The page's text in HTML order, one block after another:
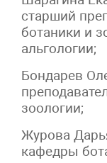
старший
ботаники и
альгологии;
Бондарев
зоологии;
Журова
кафедры